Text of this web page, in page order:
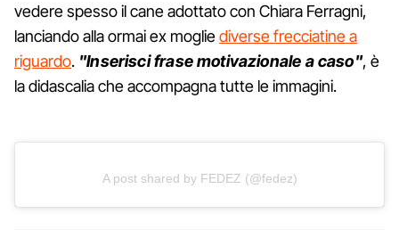
vedere spesso il cane adottato con Chiara Ferragni,
lanciando alla ormai ex mogliediverse frecciatine a
riguardo. "Inserisci frase motivazionale a caso", è
la didascalia che accompagna tutte le immagini.
A post shared by FEDEZ (@fedez)